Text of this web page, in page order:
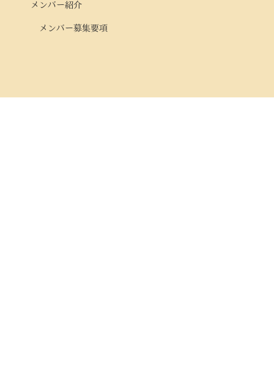
メンバー紹介
メンバー募集要項